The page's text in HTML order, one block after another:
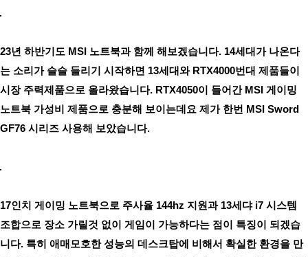
23년 하반기도 MSI 노트북과 함께 해보겠습니다. 14세대가 나온다
는 소리가 슬슬 들리기 시작하면 13세대와 RTX4000번대 제품들이
시장 주력제품으로 올라왔습니다. RTX4050이 들어간 MSI 게이밍
노트북 가성비 제품으로 충분해 보이는데요 제가 한번 MSI Sword
GF76 시리즈 사용해 보았습니다.
17인치 게이밍 노트북으로 주사율 144hz 지원과 13세댜 i7 시스템
조합으로 장소 가릴것 없이 게임이 가능하다는 점이 특징이 되겠습
니다. 특히 애매모호한 성능의 데스크탑에 비해서 확실한 환경을 만